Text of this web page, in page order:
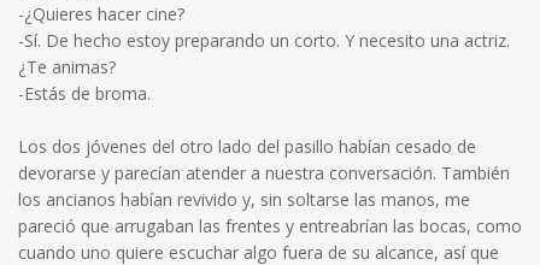
-¿Quieres hacer cine?
-Sí. De hecho estoy preparando un corto. Y necesito una actriz.
¿Te animas?
-Estás de broma.
Los dos jóvenes del otro lado del pasillo habían cesado de
devorarse y parecían atender a nuestra conversación. También
los ancianos habían revivido y, sin soltarse las manos, me
pareció que arrugaban las frentes y entreabrían las bocas, como
cuando uno quiere escuchar algo fuera de su alcance, así que